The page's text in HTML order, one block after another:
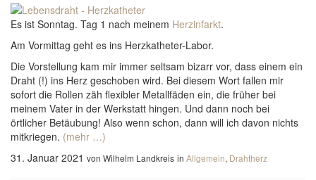
Es ist Sonntag. Tag 1 nach meinem Herzinfarkt.
Am Vormittag geht es ins Herzkatheter-Labor.
Die Vorstellung kam mir immer seltsam bizarr vor, dass einem ein
Draht (!) ins Herz geschoben wird. Bei diesem Wort fallen mir
sofort die Rollen zäh flexibler Metallfäden ein, die früher bei
meinem Vater in der Werkstatt hingen. Und dann noch bei
örtlicher Betäubung! Also wenn schon, dann will ich davon nichts
mitkriegen. (mehr …)
31. Januar 2021 von Wilhelm Landkreis in Allgemein, Drahtherz